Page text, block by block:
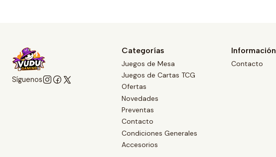
Síguenos
Categorías
Juegos de Mesa
Juegos de Cartas TCG
Ofertas
Novedades
Preventas
Contacto
Condiciones Generales
Accesorios
Información
Contacto